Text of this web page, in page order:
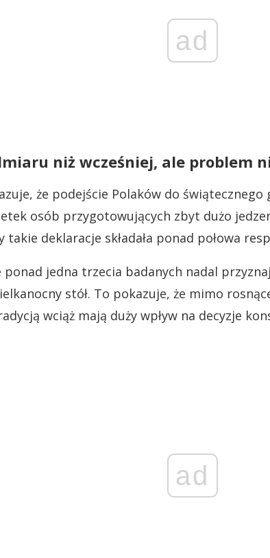
ad
niż wcześniej, ale problem
że podejście Polaków do
osób przygotowujących zbyt dużo
takie deklaracje składała ponad połowa
ponad jedna trzecia badanych nadal
stół. To pokazuje, że mimo
wciąż mają duży wpływ na decyzje
ad